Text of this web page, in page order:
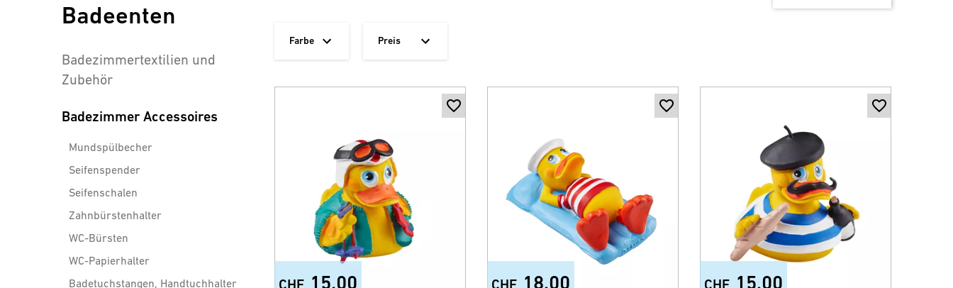
Badeenten
Badezimmertextilien und
Zubehör
Badezimmer Accessoires
Mundspülbecher
Seifenspender
Seifenschalen
Zahnbürstenhalter
WC-Bürsten
WC-Papierhalter
Badetuchstangen, Handtuchhalter
Farbe Preis
15.00 18.00 15.00